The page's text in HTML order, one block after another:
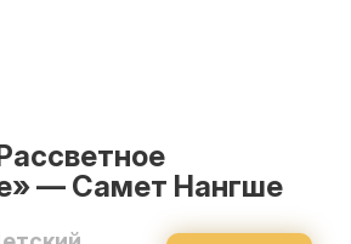
— Самет Нангше